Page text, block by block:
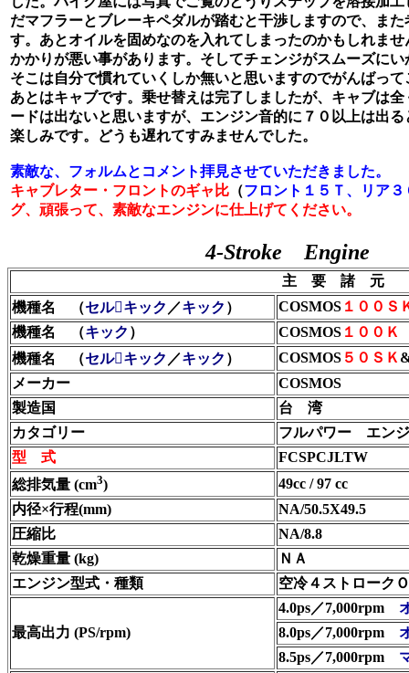
だマフラーとブレーキペダルが踏むと干渉しますので、ま
す。あとオイルを固めなのを入れてしまったのかもしれま
かかりが悪い事があります。そしてチェンジがスムーズに
そこは自分で慣れていくしか無いと思いますのでがんばっ
あとはキャブです。乗せ替えは完了しましたが、キャブは
ードは出ないと思いますが、エンジン音的に７０以上は出
楽しみです。どうも遅れてすみませんでした。
素敵な、フォルムとコメント拝見させていただきました。
キャブレター・フロントのギャ比 （フロント１５Ｔ、リア３
グ、頑張って、素敵なエンジンに仕上げてください。
4-Stroke Engine
主 要 諸 元
機種名 （セルキック ／キック ） COSMOS １００Ｓ
機種名 （キック ） COSMOS １００Ｋ
機種名 （セルキック ／キック ） COSMOS ５０ＳＫ
メーカー
COSMOS
製造国
台 湾
カタゴリー
フルパワー エン
型 式
FCSPCJLTW
総排気量 (cm3)
49cc / 97 cc
内径×行程(mm)
NA/50.5X49.5
圧縮比
NA/8.8
乾燥重量 (kg)
ＮＡ
エンジン型式・種類
空冷４ストローク
最高出力 (PS/rpm)
4.0ps／7,000rpm
8.0ps／7,000rpm
8.5ps／7,000rpm